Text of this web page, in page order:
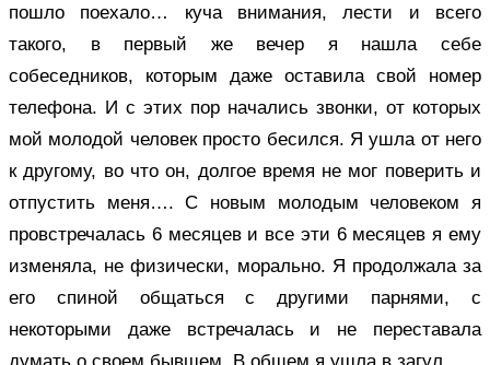
пошло поехало… куча внимания, лести и всего
такого, в первый же вечер я нашла себе
собеседников, которым даже оставила свой номер
телефона. И с этих пор начались звонки, от которых
мой молодой человек просто бесился. Я ушла от него
к другому, во что он, долгое время не мог поверить и
отпустить меня…. С новым молодым человеком я
провстречалась 6 месяцев и все эти 6 месяцев я ему
изменяла, не физически, морально. Я продолжала за
его спиной общаться с другими парнями, с
некоторыми даже встречалась и не переставала